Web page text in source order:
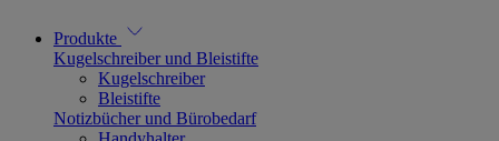
Produkte
Kugelschreiber und Bleistifte
Kugelschreiber
Bleistifte
Notizbücher und Bürobedarf